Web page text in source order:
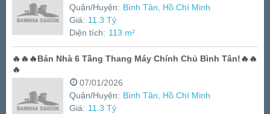
Quận/Huyện: Bình Tân, Hồ Chí Minh
Giá: 11.3 Tỷ
Diện tích: 113 m²
🔥🔥🔥Bán Nhà 6 Tầng Thang Máy Chính Chủ Bình Tân!🔥🔥
🔥
07/01/2026
Quận/Huyện: Bình Tân, Hồ Chí Minh
Giá: 11.3 Tỷ